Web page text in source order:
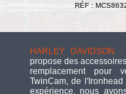
RÉF :
HARLEY DAVIDSON :
propose des
remplacement pour
TwinCam, de
expérience, nous